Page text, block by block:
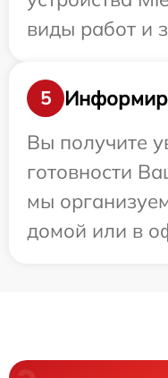
виды работ и
5
Вы получите
готовности
мы
домой или в